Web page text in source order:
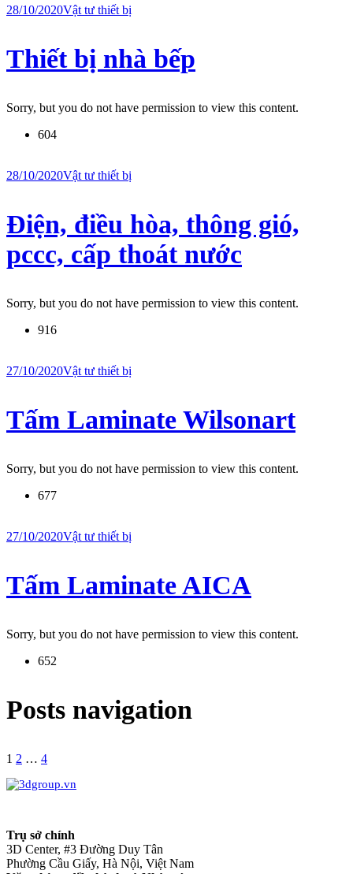
28/10/2020Vật tư thiết bị
Thiết bị nhà bếp
Sorry, but you do not have permission to view this content.
604
28/10/2020Vật tư thiết bị
Điện, điều hòa, thông gió,
pccc, cấp thoát nước
Sorry, but you do not have permission to view this content.
916
27/10/2020Vật tư thiết bị
Tấm Laminate Wilsonart
Sorry, but you do not have permission to view this content.
677
27/10/2020Vật tư thiết bị
Tấm Laminate AICA
Sorry, but you do not have permission to view this content.
652
Posts navigation
1 2 … 4
Trụ sở chính
3D Center, #3 Đường Duy Tân
Phường Cầu Giấy, Hà Nội, Việt Nam